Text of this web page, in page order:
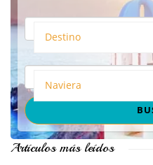
Destino
Naviera
Artículos más leídos